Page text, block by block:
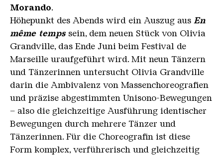
Morando.
Höhepunkt des Abends wird ein Auszug aus En
même temps sein, dem neuen Stück von Olivia
Grandville, das Ende Juni beim Festival de
Marseille uraufgeführt wird. Mit neun Tänzern
und Tänzerinnen untersucht Olivia Grandville
darin die Ambivalenz von Massenchoreografien
und präzise abgestimmten Unisono-Bewegungen
– also die gleichzeitige Ausführung identischer
Bewegungen durch mehrere Tänzer und
Tänzerinnen. Für die Choreografin ist diese
Form komplex, verführerisch und gleichzeitig